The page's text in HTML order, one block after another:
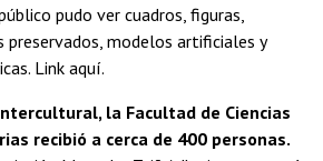
pudo ver cuadros, figuras,
preservados, modelos artificiales y
Link aquí.
la Facultad de Ciencias
recibió a cerca de 400 personas.